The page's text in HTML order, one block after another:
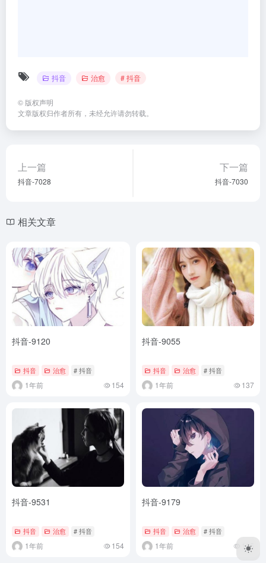
抖音 治愈 # 抖音
© 版权声明
文章版权归作者所有，未经允许请勿转载。
上一篇
抖音-7028
下一篇
抖音-7030
相关文章
抖音-9120
抖音 治愈 # 抖音
1年前 154
抖音-9055
抖音 治愈 # 抖音
1年前 137
抖音-9531
抖音 治愈 # 抖音
1年前 154
抖音-9179
抖音 治愈 # 抖音
1年前 135